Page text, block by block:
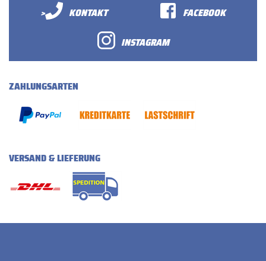
>
KONTAKT
FACEBOOK
INSTAGRAM
ZAHLUNGSARTEN
VERSAND & LIEFERUNG